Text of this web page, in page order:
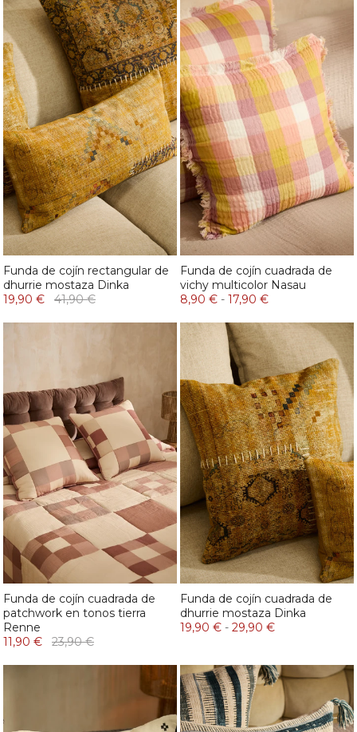
Funda de cojín rectangular de
dhurrie mostaza Dinka
19,90 €
41,90 €
Funda de cojín cuadrada de
vichy multicolor Nasau
8,90 € - 17,90 €
Funda de cojín cuadrada de
patchwork en tonos tierra
Renne
11,90 €
23,90 €
Funda de cojín cuadrada de
dhurrie mostaza Dinka
19,90 € - 29,90 €